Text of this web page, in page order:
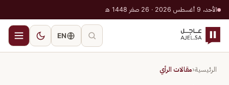
الأحد، 9 أغسطس 2026 · 26 صفر 1448 هـ
EN
الرئيسية‹مقالات الرأي